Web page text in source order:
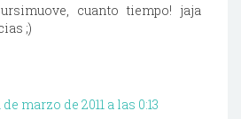
cuanto tiempo! jaja
;)
de marzo de 2011 a las 0:13